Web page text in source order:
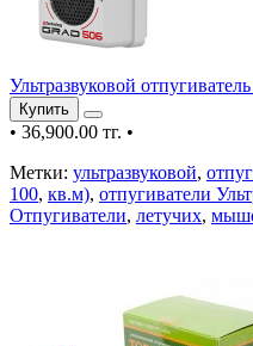
Ультразвуковой
Купить
• 36,900.00 тг. •
Метки: ультразвуковой,
100, кв.м), отпугиватели
Отпугиватели, летучих,